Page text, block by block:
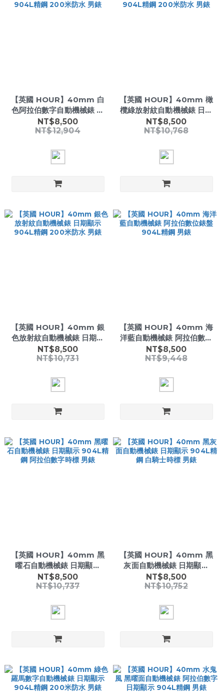
【英國 HOUR】40mm 白
色阿拉伯數字自動機械錶 日
期顯示 904L精鋼 200米防
水 男錶
NT$8,500
NT$12,904
【英國 HOUR】40mm 橄
欖綠放射紋自動機械錶 日期
顯示 904L精鋼 200米防水
男錶
NT$8,500
NT$10,768
【英國 HOUR】40mm 銀
色放射紋自動機械錶 日期顯
示 904L精鋼 200米防水 男
錶
NT$8,500
NT$10,731
【英國 HOUR】40mm 海
洋藍自動機械錶 阿拉伯數位
錶盤 904L精鋼 男錶
NT$8,500
NT$9,448
【英國 HOUR】40mm 黑
曜石自動機械錶 日期顯示
904L精鋼 阿拉伯數字時標
男錶
NT$8,500
NT$10,737
【英國 HOUR】40mm 黑
灰面自動機械錶 日期顯示
904L精鋼 白騎士時標 男錶
NT$8,500
NT$10,752